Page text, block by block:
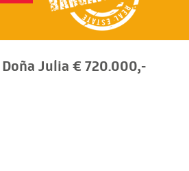
Julia € 720.000,-